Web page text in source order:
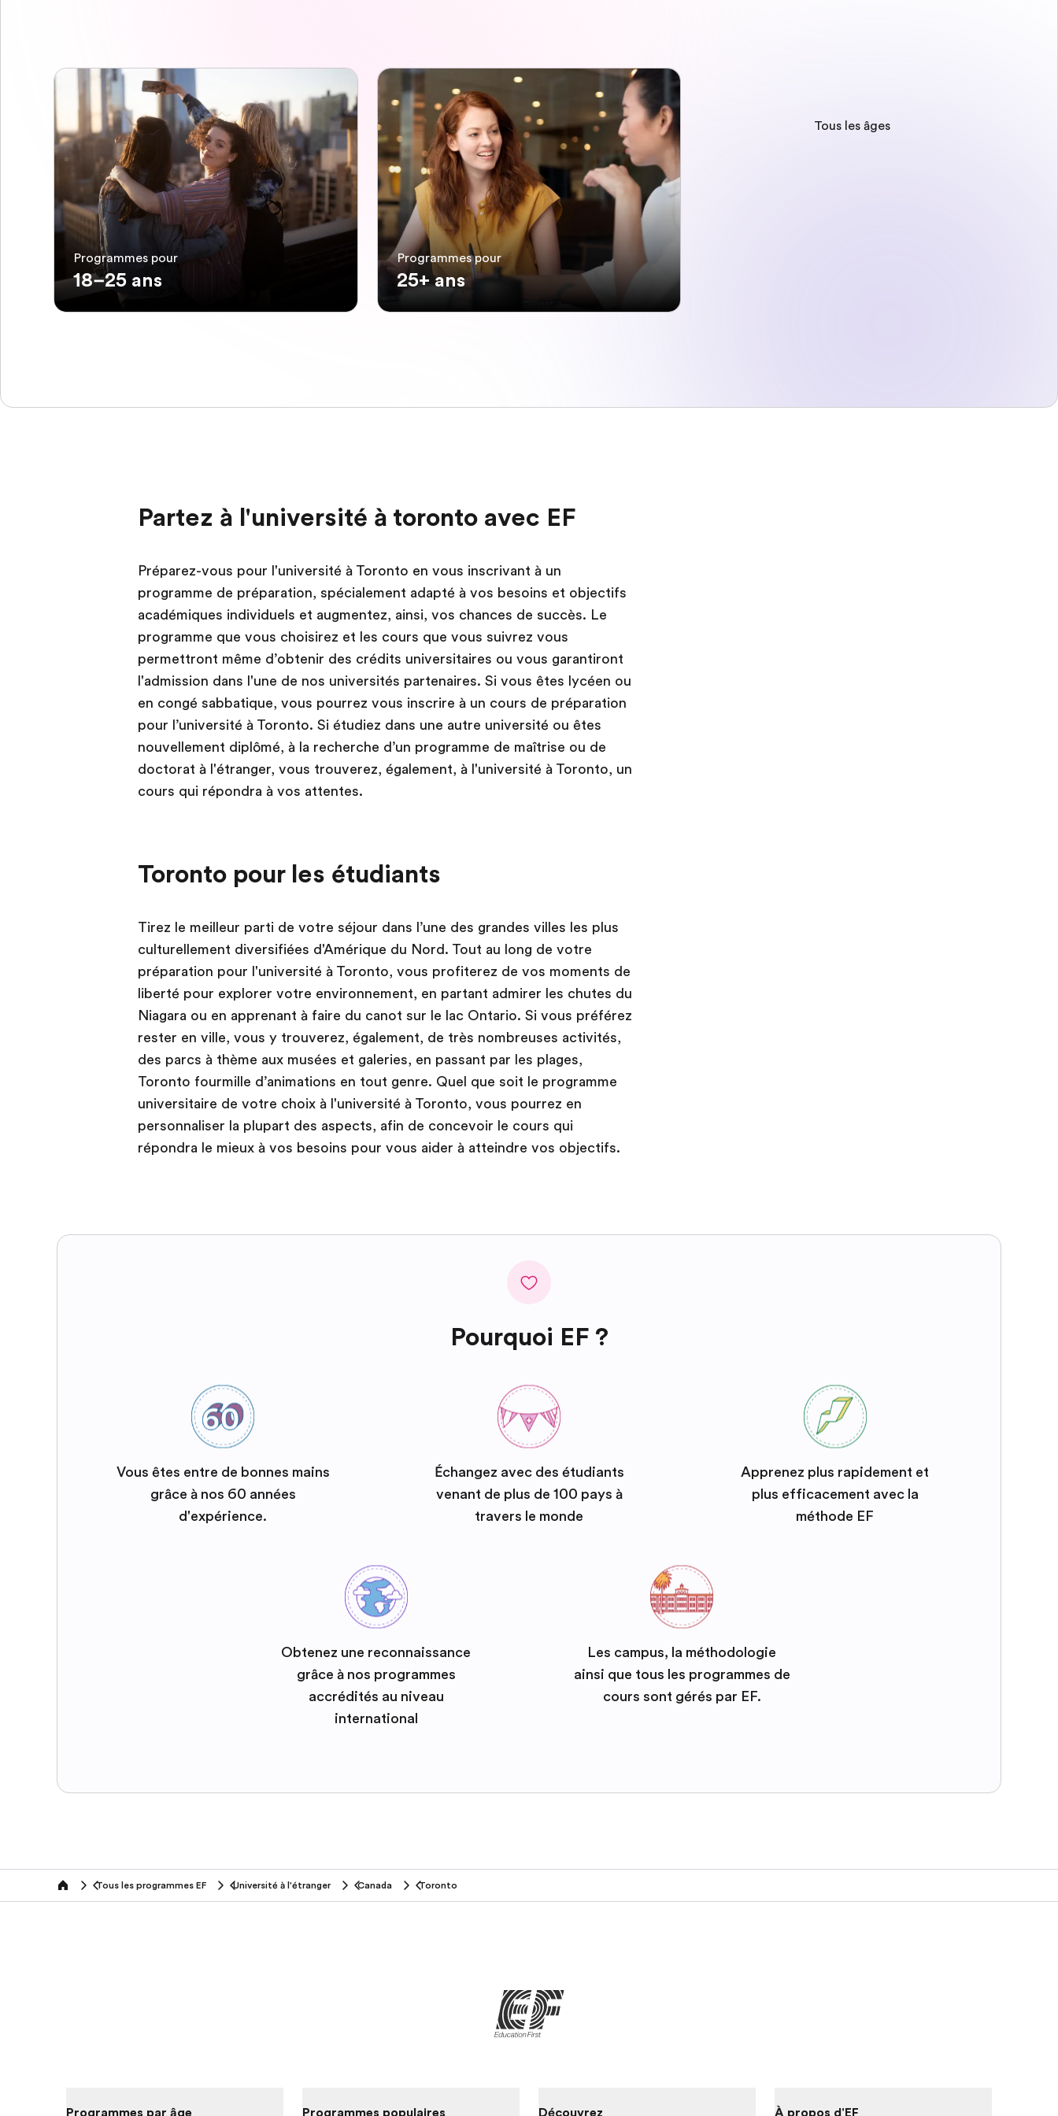
Programmes pour
18–25 ans
Programmes pour
25+ ans
Tous les âges
Partez à l'université à toronto avec EF
Préparez-vous pour l'université à Toronto en vous inscrivant à un
programme de préparation, spécialement adapté à vos besoins et objectifs
académiques individuels et augmentez, ainsi, vos chances de succès. Le
programme que vous choisirez et les cours que vous suivrez vous
permettront même d’obtenir des crédits universitaires ou vous garantiront
l'admission dans l'une de nos universités partenaires. Si vous êtes lycéen ou
en congé sabbatique, vous pourrez vous inscrire à un cours de préparation
pour l’université à Toronto. Si étudiez dans une autre université ou êtes
nouvellement diplômé, à la recherche d’un programme de maîtrise ou de
doctorat à l'étranger, vous trouverez, également, à l'université à Toronto, un
cours qui répondra à vos attentes.
Toronto pour les étudiants
Tirez le meilleur parti de votre séjour dans l’une des grandes villes les plus
culturellement diversifiées d'Amérique du Nord. Tout au long de votre
préparation pour l'université à Toronto, vous profiterez de vos moments de
liberté pour explorer votre environnement, en partant admirer les chutes du
Niagara ou en apprenant à faire du canot sur le lac Ontario. Si vous préférez
rester en ville, vous y trouverez, également, de très nombreuses activités,
des parcs à thème aux musées et galeries, en passant par les plages,
Toronto fourmille d’animations en tout genre. Quel que soit le programme
universitaire de votre choix à l'université à Toronto, vous pourrez en
personnaliser la plupart des aspects, afin de concevoir le cours qui
répondra le mieux à vos besoins pour vous aider à atteindre vos objectifs.
Pourquoi EF ?
Vous êtes entre de bonnes mains
grâce à nos 60 années
d'expérience.
Échangez avec des étudiants
venant de plus de 100 pays à
travers le monde
Apprenez plus rapidement et
plus efficacement avec la
méthode EF
Obtenez une reconnaissance
grâce à nos programmes
accrédités au niveau
international
Les campus, la méthodologie
ainsi que tous les programmes de
cours sont gérés par EF.
home Tous les programmes EF Université à l'étranger Canada Toronto
Programmes par âge Programmes populaires Découvrez À propos d'EF